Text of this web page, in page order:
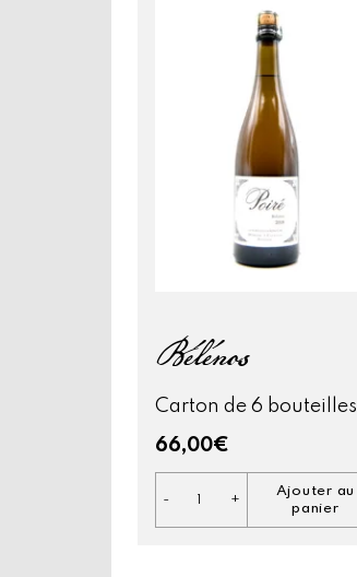
Bélénos
Carton de 6 bouteilles
66,00€
-
quantité
de
+
Ajouter au
panier